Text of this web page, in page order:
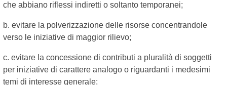
che abbiano riflessi indiretti o soltanto temporanei;
b. evitare la polverizzazione delle risorse concentrandole
verso le iniziative di maggior rilievo;
c. evitare la concessione di contributi a pluralità di soggetti
per iniziative di carattere analogo o riguardanti i medesimi
temi di interesse generale;